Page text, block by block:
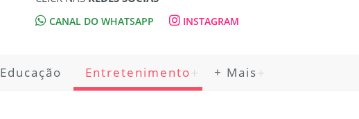
CANAL DO WHATSAPP INSTAGRAM
Educação Entretenimento + Mais